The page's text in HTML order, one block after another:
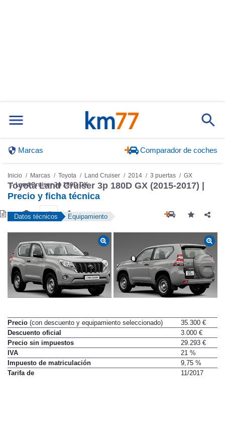
Marcas Comparador de coches
Inicio Marcas Toyota Land Cruiser 2014 3 puertas
GX
Land Cruiser 3p 180D GX
Toyota Land Cruiser 3p 180D GX (2015-2017) |
Precio y ficha técnica
Datos técnicos Equipamiento
Precio (con descuento y equipamiento seleccionado)
35.300 €
Descuento oficial
3.000 €
Precio sin impuestos
29.293 €
IVA
21 %
Impuesto de matriculación
9,75 %
Tarifa de
11/2017